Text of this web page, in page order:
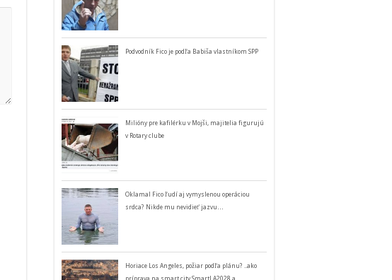
Podvodník Fico je podľa Babiša vlastníkom SPP
Milióny pre kafilérku v Mojši, majitelia figurujú
v Rotary clube
Oklamal Fico ľudí aj vymyslenou operáciou
srdca? Nikde mu nevidieť jazvu…
Horiace Los Angeles, požiar podľa plánu? ..ako